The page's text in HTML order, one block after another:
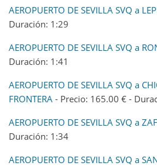
AEROPUERTO DE SEVILLA SVQ a
Duración: 1:29
AEROPUERTO DE SEVILLA SVQ a
Duración: 1:41
AEROPUERTO DE SEVILLA SVQ a
FRONTERA - Precio: 165.00 € -
AEROPUERTO DE SEVILLA SVQ a
Duración: 1:34
AEROPUERTO DE SEVILLA SVQ a